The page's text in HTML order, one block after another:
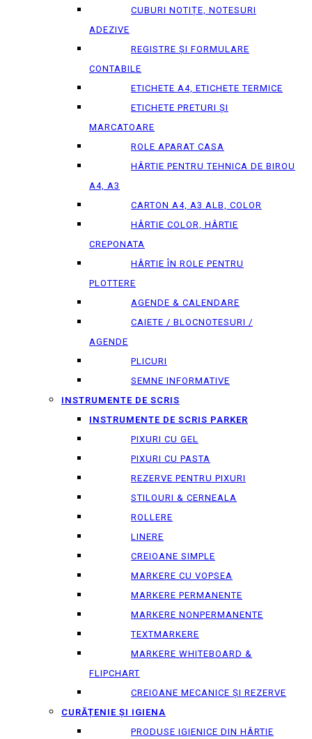
CUBURI NOTIȚE, NOTESURI
ADEZIVE
REGISTRE ȘI FORMULARE
CONTABILE
ETICHETE A4, ETICHETE TERMICE
ETICHETE PRETURI ȘI
MARCATOARE
ROLE APARAT CASA
HÂRTIE PENTRU TEHNICA DE BIROU
A4, A3
CARTON A4, A3 ALB, COLOR
HÂRTIE COLOR, HÂRTIE
CREPONATA
HÂRTIE ÎN ROLE PENTRU
PLOTTERE
AGENDE & CALENDARE
CAIETE / BLOCNOTESURI /
AGENDE
PLICURI
SEMNE INFORMATIVE
INSTRUMENTE DE SCRIS
INSTRUMENTE DE SCRIS PARKER
PIXURI CU GEL
PIXURI CU PASTA
REZERVE PENTRU PIXURI
STILOURI & СERNEALA
ROLLERE
LINERE
CREIOANE SIMPLE
MARKERE CU VOPSEA
MARKERE PERMANENTE
MARKERE NONPERMANENTE
TEXTMARKERE
MARKERE WHITEBOARD &
FLIPCHART
CREIOANE MECANICE ȘI REZERVE
CURĂȚENIE ȘI IGIENA
PRODUSE IGIENICE DIN HÂRTIE